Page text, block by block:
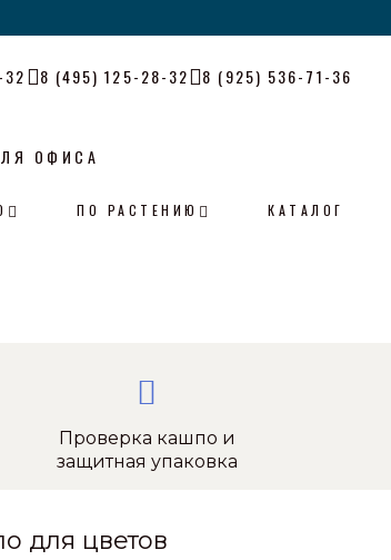
8 (495) 125-28-32 8 (925) 536-71-36
ОФИСА
ПО РАСТЕНИЮ КАТАЛОГ
Проверка кашпо и
защитная упаковка
для цветов